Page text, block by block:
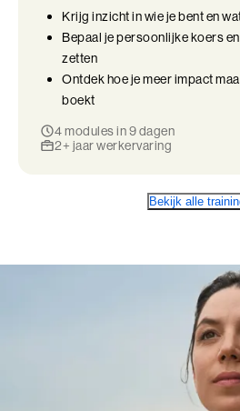
Krijg inzicht in wie je bent en
Bepaal je persoonlijke koers
zetten
Ontdek hoe je meer impact
boekt
4 modules in 9 dagen
2+ jaar werkervaring
Bekijk alle